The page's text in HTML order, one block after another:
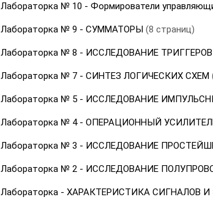
Лабораторка № 10 - Формирователи
Лабораторка № 9 - СУММАТОРЫ (8 страниц)
Лабораторка № 8 - ИССЛЕДОВАНИЕ ТРИГГЕРОВ
Лабораторка № 7 - СИНТЕЗ ЛОГИЧЕСКИХ СХЕМ
Лабораторка № 5 - ИССЛЕДОВАНИЕ
Лабораторка № 4 - ОПЕРАЦИОННЫЙ
Лабораторка № 3 - ИССЛЕДОВАНИЕ
Лабораторка № 2 - ИССЛЕДОВАНИЕ
Лабораторка - ХАРАКТЕРИСТИКА СИГНАЛОВ